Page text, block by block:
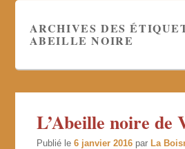
ARCHIVES DES
ABEILLE NOIRE
L’Abeille noire de
Publié le6 janvier 2016 par La